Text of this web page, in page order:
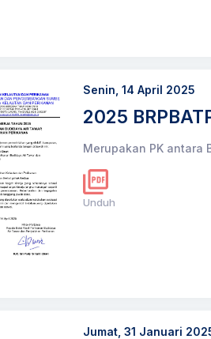
Senin, 14 April 2025
2025
Merupakan PK antara
Unduh
Jumat, 31 Januari